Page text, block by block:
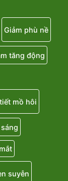
Giảm phù nề
tăng động
mồ hôi
suyễn